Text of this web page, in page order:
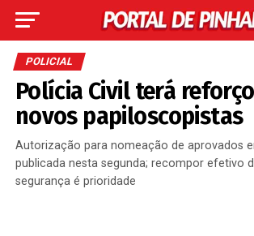
POLICIAL
Polícia Civil terá
novos papiloscopistas
Autorização para nomeação de aprovados
publicada nesta segunda; recompor efetivo
segurança é prioridade